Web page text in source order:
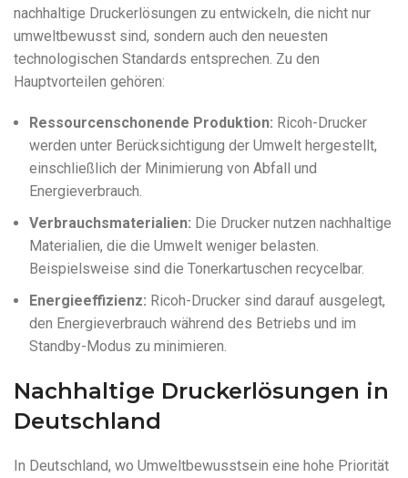
nachhaltige Druckerlösungen zu entwickeln, die nicht nur
umweltbewusst sind, sondern auch den neuesten
technologischen Standards entsprechen. Zu den
Hauptvorteilen gehören:
Ressourcenschonende Produktion: Ricoh-Drucker
werden unter Berücksichtigung der Umwelt hergestellt,
einschließlich der Minimierung von Abfall und
Energieverbrauch.
Verbrauchsmaterialien: Die Drucker nutzen nachhaltige
Materialien, die die Umwelt weniger belasten.
Beispielsweise sind die Tonerkartuschen recycelbar.
Energieeffizienz: Ricoh-Drucker sind darauf ausgelegt,
den Energieverbrauch während des Betriebs und im
Standby-Modus zu minimieren.
Nachhaltige Druckerlösungen in
Deutschland
In Deutschland, wo Umweltbewusstsein eine hohe Priorität